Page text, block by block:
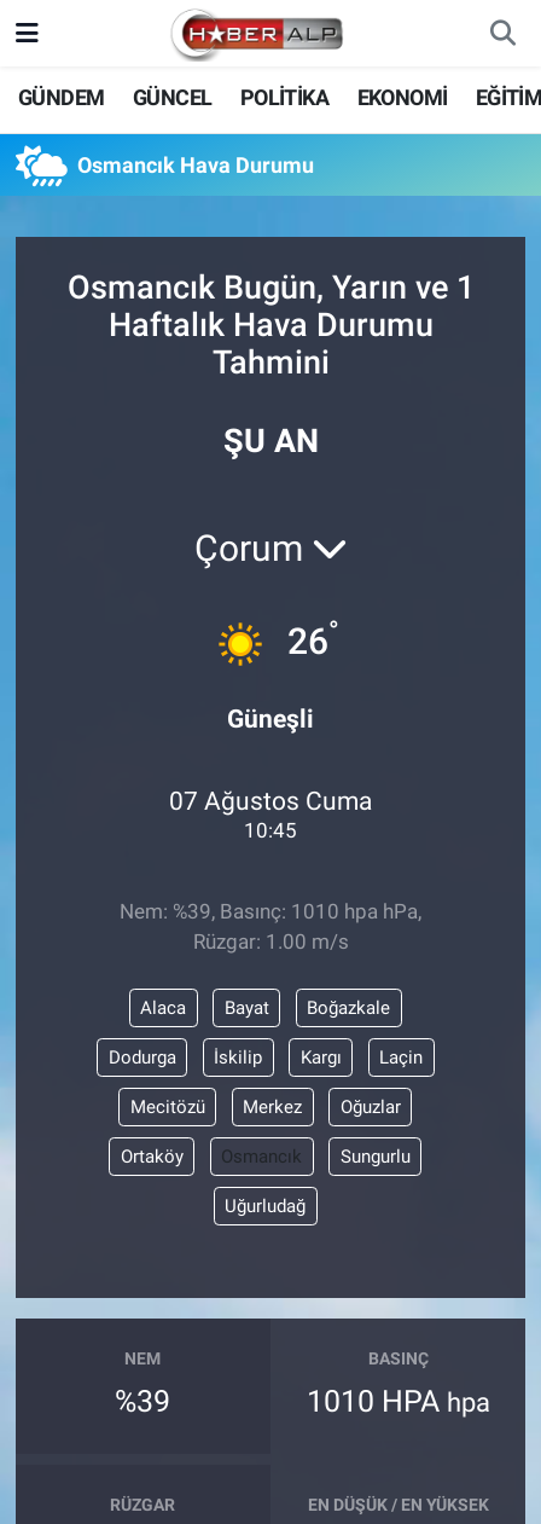
GÜNDEM GÜNCEL POLİTİKA EKONOMİ
Osmancık Hava Durumu
Osmancık Bugün, Yarın ve 1
Haftalık Hava Durumu
Tahmini
ŞU AN
Çorum
26°
Güneşli
07 Ağustos Cuma
10:45
Nem: %39, Basınç: 1010 hpa hPa,
Rüzgar: 1.00 m/s
Alaca Bayat Boğazkale
Dodurga İskilip Kargı Laçin
Mecitözü Merkez Oğuzlar
Ortaköy Osmancık Sungurlu
Uğurludağ
NEM
%39
BASINÇ
1010 HPA hpa
RÜZGAR EN DÜŞÜK / EN YÜKSEK
Nöbetçi Eczaneler
Hava Durumu
Süper Lig Puan Durumu ve Fikstür
Tüm Manşetler